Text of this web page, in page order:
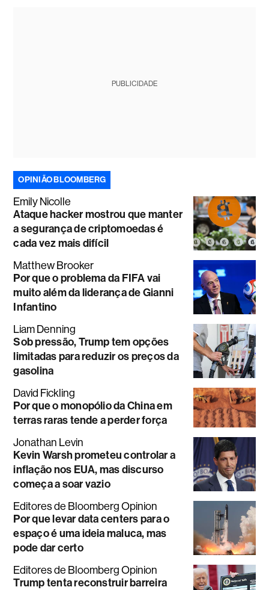
PUBLICIDADE
OPINIÃO BLOOMBERG
Emily Nicolle
Ataque hacker mostrou que manter
a segurança de criptomoedas é
cada vez mais difícil
Matthew Brooker
Por que o problema da FIFA vai
muito além da liderança de Gianni
Infantino
Liam Denning
Sob pressão, Trump tem opções
limitadas para reduzir os preços da
gasolina
David Fickling
Por que o monopólio da China em
terras raras tende a perder força
Jonathan Levin
Kevin Warsh prometeu controlar a
inflação nos EUA, mas discurso
começa a soar vazio
Editores de Bloomberg Opinion
Por que levar data centers para o
espaço é uma ideia maluca, mas
pode dar certo
Editores de Bloomberg Opinion
Trump tenta reconstruir barreira